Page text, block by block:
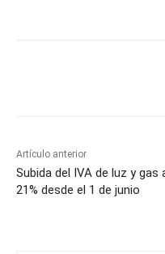
Artículo anterior
Subida del IVA de luz y gas
21% desde el 1 de junio